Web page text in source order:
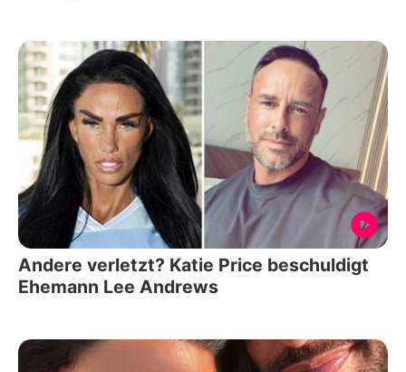
Andere verletzt? Katie Price beschuldigt
Ehemann Lee Andrews